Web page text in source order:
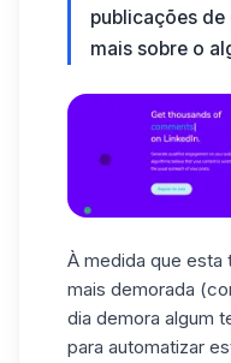
publicações
mais sobre o
À medida que esta
mais demorada
dia demora algum
para automatizar